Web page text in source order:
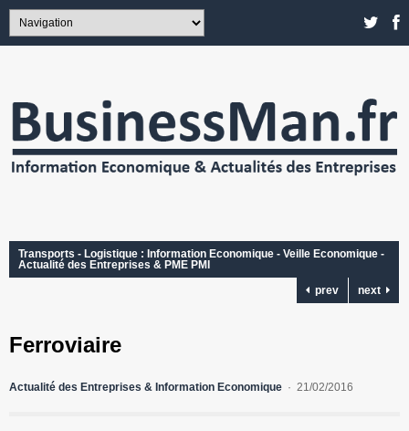
Transports - Logistique : Information Economique - Veille Economique -
Actualité des Entreprises & PME PMI
prev
next
Ferroviaire
Actualité des Entreprises & Information Economique 21/02/2016